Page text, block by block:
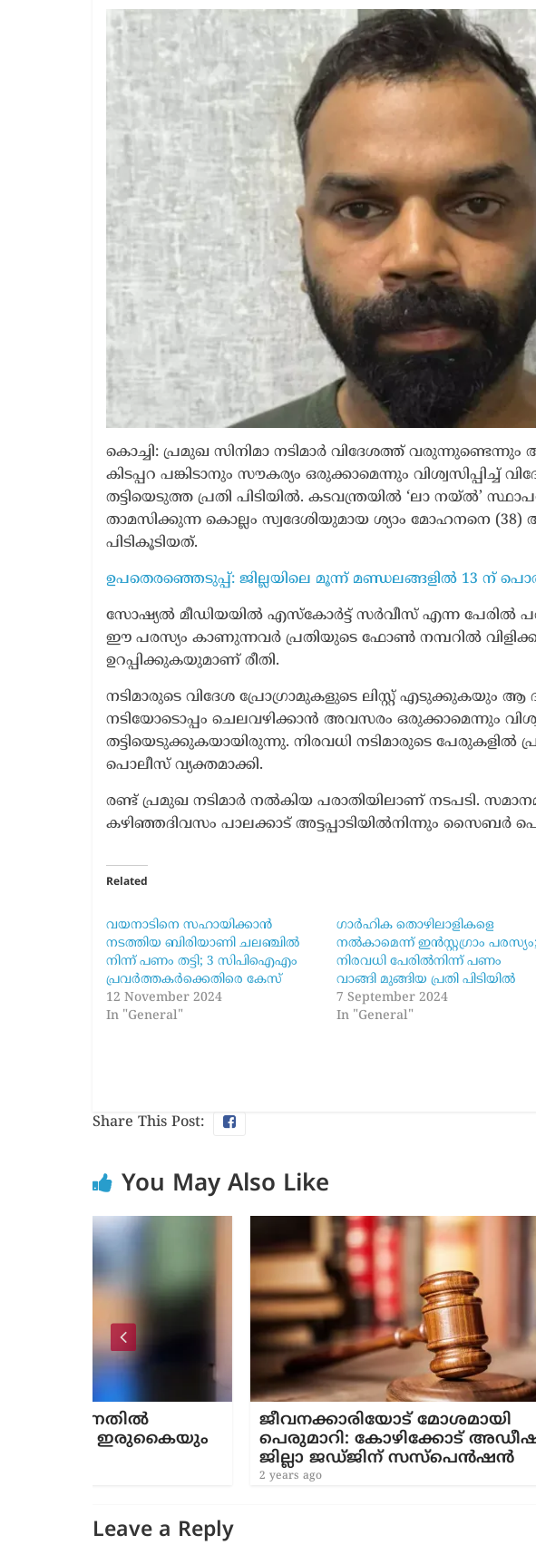
കൊച്ചി: പ്രമുഖ സിനിമാ നടിമാർ വിദേശത്ത്
കിടപ്പറ പങ്കിടാനും സൗകര്യം ഒരുക്കാമെന്നും വിശ്വസിപ്പിച്ച്
തട്ടിയെടുത്ത പ്രതി പിടിയിൽ. കടവന്ത്രയിൽ ‘ലാ നയ്ൽ’
താമസിക്കുന്ന കൊല്ലം സ്വദേശിയുമായ ശ്യാം മോഹ​നനെ
പിടികൂടിയത്.
ഉപതെരഞ്ഞെടുപ്പ്: ജില്ലയിലെ മൂന്ന് മണ്ഡലങ്ങളില്‍ 13 ന്
സോഷ്യൽ മീഡിയയിൽ എസ്കോർട്ട് സർവീസ് എന്ന പേരിൽ
ഈ പരസ്യം കാണുന്നവർ പ്രതിയുടെ ഫോൺ നമ്പറിൽ
ഉറപ്പിക്കുകയുമാണ് രീതി.
നടിമാരുടെ വിദേശ പ്രോഗ്രാമുകളുടെ ലിസ്റ്റ് എടുക്കുകയും ആ
നടിയോടൊപ്പം ചെലവഴിക്കാൻ അവസരം ഒരുക്കാമെന്നും
തട്ടിയെടുക്കുകയായിരുന്നു. നിരവധി നടിമാരുടെ പേരുകളിൽ
പൊലീസ് വ്യക്തമാക്കി.
രണ്ട് പ്രമുഖ നടിമാർ നൽകിയ പരാതിയിലാണ് നടപടി.
കഴിഞ്ഞദിവസം പാലക്കാട് അട്ടപ്പാടിയിൽനിന്നും സൈബർ
Related
വയനാടിനെ സഹായിക്കാന്‍
നടത്തിയ ബിരിയാണി ചലഞ്ചില്‍
നിന്ന് പണം തട്ടി; 3 സിപിഐഎം
പ്രവര്‍ത്തകര്‍ക്കെതിരെ കേസ്
12 November 2024
In "General"
ഗാർഹിക തൊഴിലാളികളെ
നൽകാമെന്ന് ഇൻസ്റ്റഗ്രാം പരസ്യം;
നിരവധി പേരിൽനിന്ന് പണം
വാങ്ങി മുങ്ങിയ പ്രതി പിടിയിൽ
7 September 2024
In "General"
Share This Post:
You May Also Like
ജീവനക്കാരിയോട് മോശമായി
പെരുമാറി: കോഴിക്കോട് അഡീഷണൽ
ജില്ലാ ജഡ്ജിന് സസ്‌പെൻഷൻ
Leave a Reply
1 year ago The Journal